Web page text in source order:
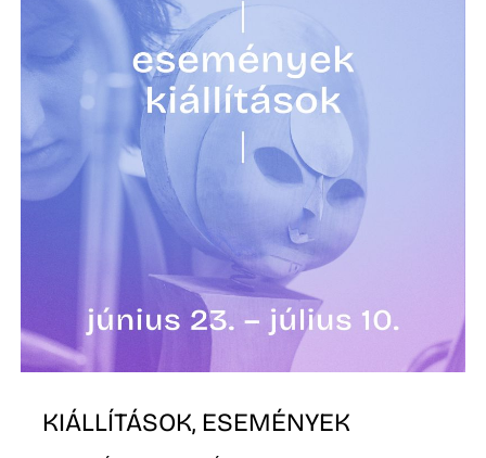
KIÁLLÍTÁSOK, ESEMÉNYEK